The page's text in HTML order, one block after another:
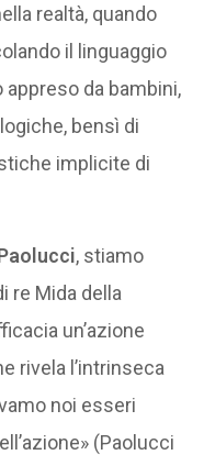
realtà, quando
il linguaggio
da bambini,
bensì di
implicite di
, stiamo
re Mida della
un’azione
rivela l’intrinseca
noi esseri
(Paolucci